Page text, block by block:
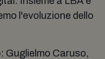
l'evoluzione dello
Guglielmo Caruso,